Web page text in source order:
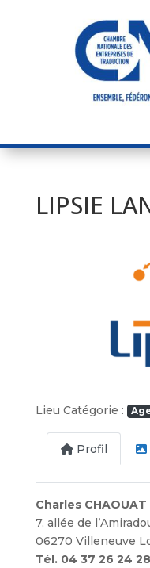
LIPSIE
Lieu Catégorie :
Profil
Charles CHAOUAT
7, allée de
06270 Villeneuve
Tél. 04 37 26 24 28